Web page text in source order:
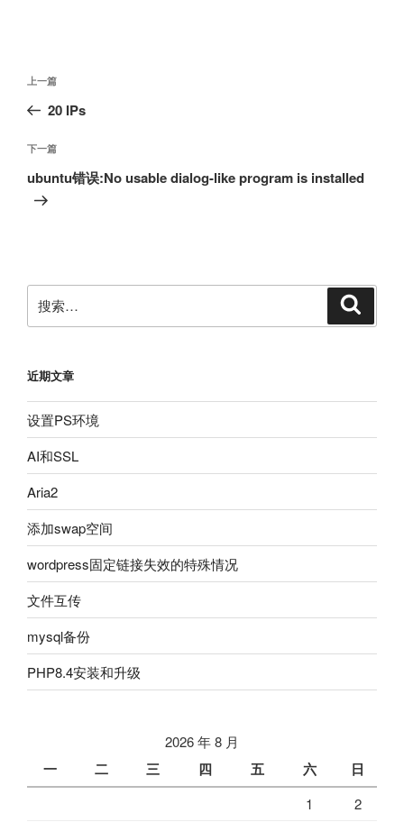
文
导
航
上
一
文
章
上一篇
20 IPs
下
一
下一篇
ubuntu错误:No usable dialog-like program is installed
索：
近期文章
设置PS环境
AI和SSL
Aria2
添加swap空间
wordpress固定链接失效的特殊情况
文件互传
mysql备份
PHP8.4安装和升级
2026 年 8 月
一 二 三 四 五 六 日
1
2